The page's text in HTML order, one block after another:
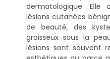
dermatologique. Elle
lésions cutanées
de beauté, des
graisseux sous la
lésions sont souvent